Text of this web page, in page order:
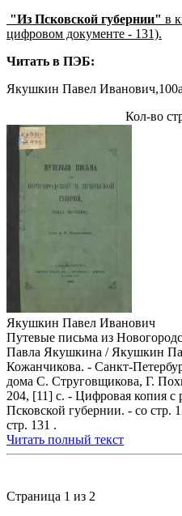
"Из Псковской губернии" в
цифровом документе - 131).
Читать в ПЭБ:
Якушкин Павел
Кол-во
Якушкин Павел Иванович
Путевые письма из
Павла Якушкина / Якушкин
Кожанчикова. - Санкт-
дома С. Струговщикова, Г.
204, [11] с. - Цифровая копия
Псковской губернии. - со стр.
стр. 131 .
Читать полный текст
Страница 1 из 2